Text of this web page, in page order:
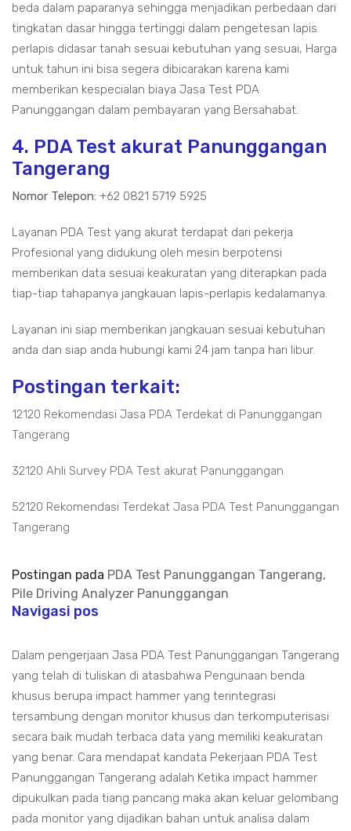
beda dalam paparanya sehingga menjadikan perbedaan dari
tingkatan dasar hingga tertinggi dalam pengetesan lapis
perlapis didasar tanah sesuai kebutuhan yang sesuai, Harga
untuk tahun ini bisa segera dibicarakan karena kami
memberikan kespecialan biaya Jasa Test PDA
Panunggangan dalam pembayaran yang Bersahabat.
4. PDA Test akurat Panunggangan
Tangerang
Nomor Telepon: +62 0821 5719 5925
Layanan PDA Test yang akurat terdapat dari pekerja
Profesional yang didukung oleh mesin berpotensi
memberikan data sesuai keakuratan yang diterapkan pada
tiap-tiap tahapanya jangkauan lapis-perlapis kedalamanya.
Layanan ini siap memberikan jangkauan sesuai kebutuhan
anda dan siap anda hubungi kami 24 jam tanpa hari libur.
Postingan terkait:
12120 Rekomendasi Jasa PDA Terdekat di Panunggangan
Tangerang
32120 Ahli Survey PDA Test akurat Panunggangan
52120 Rekomendasi Terdekat Jasa PDA Test Panunggangan
Tangerang
Postingan pada PDA Test Panunggangan Tangerang,
Pile Driving Analyzer Panunggangan
Navigasi pos
Dalam pengerjaan Jasa PDA Test Panunggangan Tangerang
yang telah di tuliskan di atasbahwa Pengunaan benda
khusus berupa impact hammer yang terintegrasi
tersambung dengan monitor khusus dan terkomputerisasi
secara baik mudah terbaca data yang memiliki keakuratan
yang benar. Cara mendapat kandata Pekerjaan PDA Test
Panunggangan Tangerang adalah Ketika impact hammer
dipukulkan pada tiang pancang maka akan keluar gelombang
pada monitor yang dijadikan bahan untuk analisa dalam